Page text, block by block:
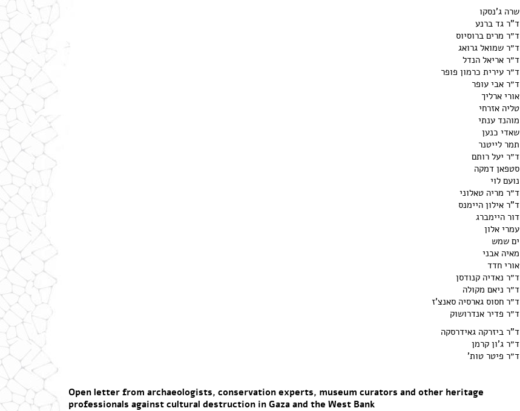
שרה ג'נסקו
ד"ר גד ברנע
ד״ר מרים ברוסיוס
ד״ר שמואל גרואג
ד״ר אריאל הנדל
ד״ר עירית כרמון פופר
ד״ר אבי עופר
אורי ארליך
טליה אזרחי
מוהנד ענתי
שאדי כנען
תמר לייטנר
ד״ר יעל רותם
סטפאן דמקה
נועם לוי
ד״ר מריה טאלוני
ד"ר אילון היימנס
דור היימברג
עמרי אלון
ים שמש
מאיה אבני
אורי חדד
ד״ר נאדיה קנודסן
ד״ר ניאם מקולה
ד״ר חסוס גארסיה סאנצ'ז
ד״ר פדיר אנדרושוק
ד"ר ביזרקה גאידרסקה
ד״ר ג'ון קרמן
ד״ר פיטר טות'
Open letter from archaeologists, conservation experts, museum curators and other heritage
professionals against cultural destruction in Gaza and the West Bank